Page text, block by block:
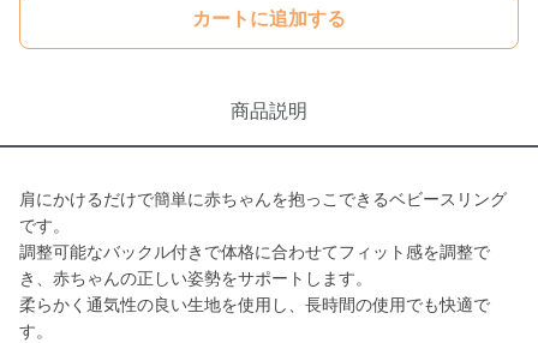
カートに追加する
商品説明
肩にかけるだけで簡単に赤ちゃんを抱っこできるベビースリング
です。
調整可能なバックル付きで体格に合わせてフィット感を調整で
き、赤ちゃんの正しい姿勢をサポートします。
柔らかく通気性の良い生地を使用し、長時間の使用でも快適で
す。